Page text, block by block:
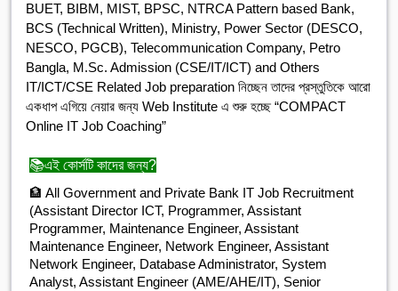
BUET, BIBM, MIST, BPSC, NTRCA Pattern based Bank,
BCS (Technical Written), Ministry, Power Sector (DESCO,
NESCO, PGCB), Telecommunication Company, Petro
Bangla, M.Sc. Admission (CSE/IT/ICT) and Others
IT/ICT/CSE Related Job preparation নিচ্ছেন তাদের প্রস্তুতিকে আরো
একধাপ এগিয়ে নেয়ার জন্য Web Institute এ শুরু হচ্ছে “COMPACT
Online IT Job Coaching”
📚এই কোর্সটি কাদের জন্য?
🏦 All Government and Private Bank IT Job Recruitment
(Assistant Director ICT, Programmer, Assistant
Programmer, Maintenance Engineer, Assistant
Maintenance Engineer, Network Engineer, Assistant
Network Engineer, Database Administrator, System
Analyst, Assistant Engineer (AME/AHE/IT), Senior